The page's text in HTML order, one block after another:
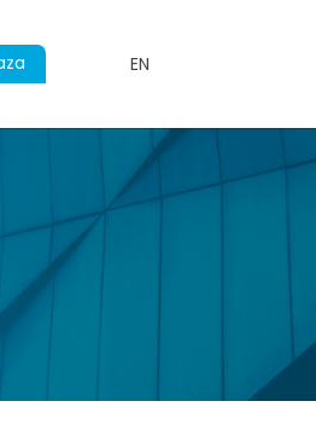
EN